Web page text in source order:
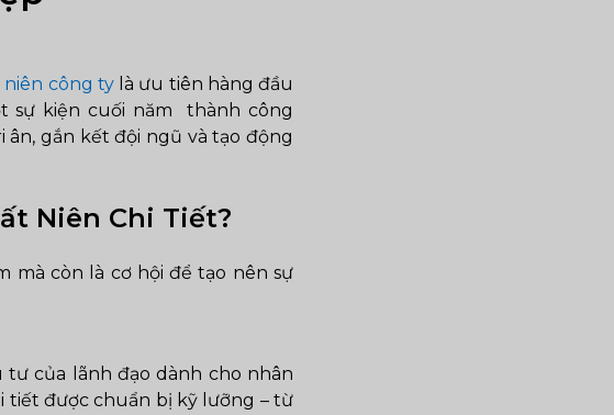
công tylà ưu tiên hàng đầu
sự kiện cuối năm thành công
gắn kết đội ngũ và tạo động
Niên Chi Tiết?
mà còn là cơ hội để tạo nên sự
của lãnh đạo dành cho nhân
tiết được chuẩn bị kỹ lưỡng – từ